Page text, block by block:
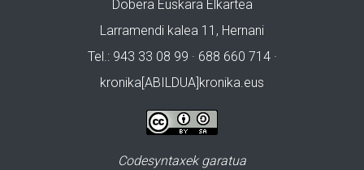
Dobera Euskara Elkartea
Larramendi kalea 11, Hernani
Tel.: 943 33 08 99 · 688 660 714 ·
kronika[ABILDUA]kronika.eus
Codesyntaxek garatua